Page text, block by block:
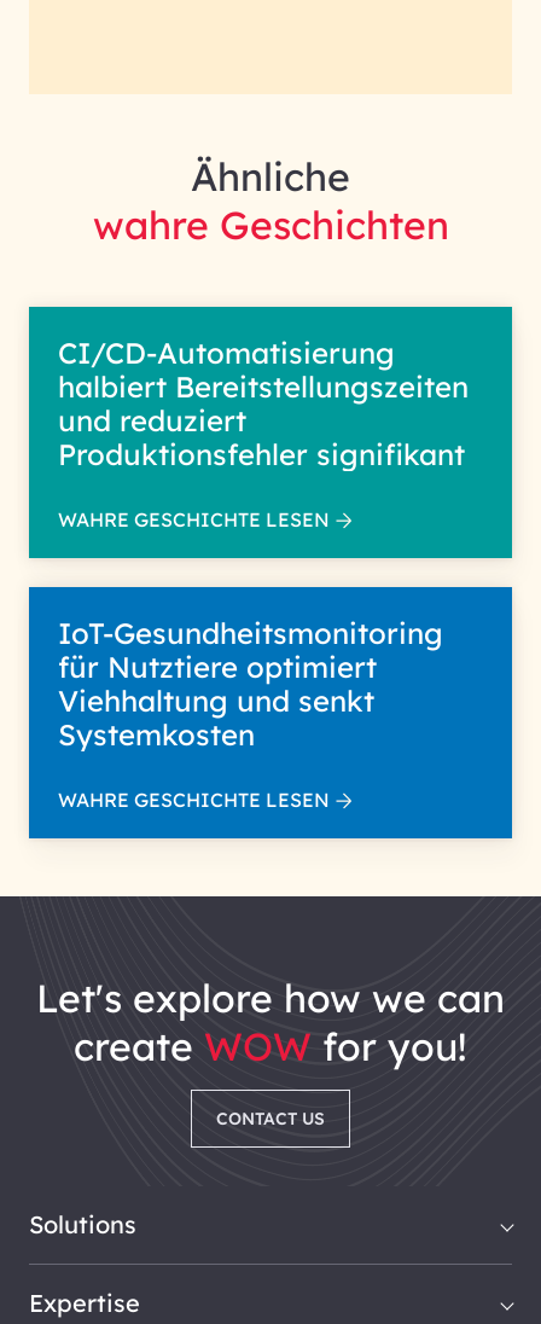
Ähnliche
wahre Geschichten
CI/CD-Automatisierung
halbiert Bereitstellungszeiten
und reduziert
Produktionsfehler signifikant
WAHRE GESCHICHTE LESEN
IoT-Gesundheitsmonitoring
für Nutztiere optimiert
Viehhaltung und senkt
Systemkosten
WAHRE GESCHICHTE LESEN
let's explore how we can
create WOW for you!
CONTACT US
Solutions
Expertise